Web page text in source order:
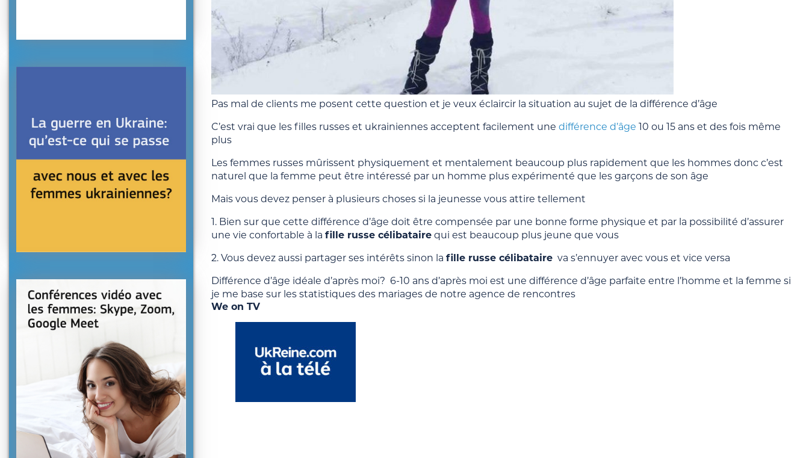
Pas mal de clients me posent cette question et je veux éclaircir la situation au sujet de la différence d’âge
C’est vrai que les filles russes et ukrainiennes acceptent facilement une différence d’âge 10 ou 15 ans et des fois même
plus
Les femmes russes mûrissent physiquement et mentalement beaucoup plus rapidement que les hommes donc c’est
naturel que la femme peut être intéressé par un homme plus expérimenté que les garçons de son âge
Mais vous devez penser à plusieurs choses si la jeunesse vous attire tellement
1. Bien sur que cette différence d’âge doit être compensée par une bonne forme physique et par la possibilité d’assurer
une vie confortable à la fille russe célibataire qui est beaucoup plus jeune que vous
2. Vous devez aussi partager ses intérêts sinon la fille russe célibataire va s’ennuyer avec vous et vice versa
Différence d’âge idéale d’après moi? 6-10 ans d’après moi est une différence d’âge parfaite entre l’homme et la femme si
je me base sur les statistiques des mariages de notre agence de rencontres
We on TV